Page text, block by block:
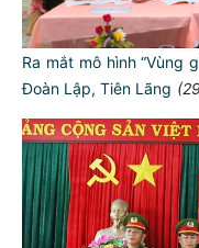
Ra mắt mô hình “Vùng
Đoàn Lập, Tiên Lãng